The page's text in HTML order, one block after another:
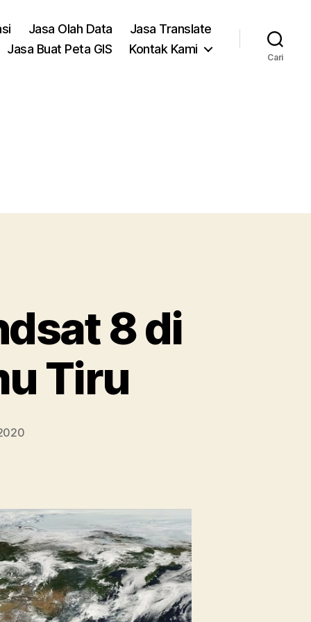
Jasa Olah Data
Jasa Translate
Jasa Buat Peta GIS
Kontak Kami
Cari
8 di
Tiru